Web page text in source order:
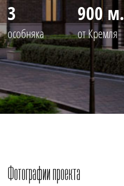
3
особняка
900 м.
от Кремля
Фотографии проекта